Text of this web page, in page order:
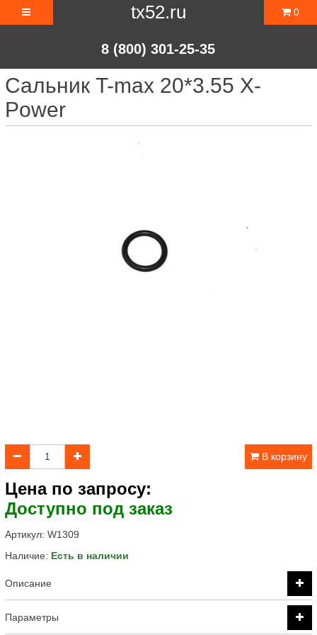
tx52.ru
8 (800) 301-25-35
0
Сальник T-max 20*3.55 X-
Power
В корзину
Цена по запросу:
Доступно под заказ
Артикул: W1309
Наличие: Есть в наличии
Описание
Параметры